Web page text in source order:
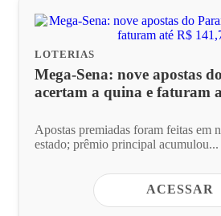
LOTERIAS
Mega-Sena: nove apostas
acertam a quina e faturam
Apostas premiadas foram feitas em
estado; prêmio principal acumulou...
ACESSAR